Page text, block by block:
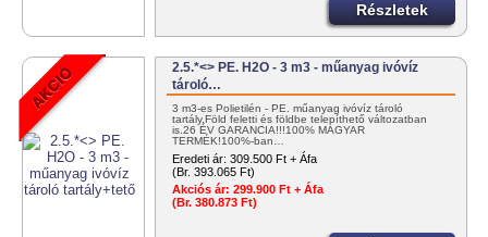
Részletek
2.5.*<> PE. H2O - 3 m3 - műanyag ivóvíz
tároló…
3 m3-es Polietilén - PE. műanyag ivóvíz tároló
tartály.Föld feletti és földbe telepíthető változatban
is.26 ÉV GARANCIA!!!100% MAGYAR
TERMÉK!100%-ban…
Eredeti ár: 309.500 Ft + Áfa
(Br. 393.065 Ft)
Akciós ár: 299.900 Ft + Áfa
(Br. 380.873 Ft)